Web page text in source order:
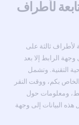
لأطراف
لأطراف ثالثة على
الرابط إلا بعد
التقنية. وتشمل
البيانات المنقولة، على وجه الخصوص: عنوان IP الخاص بكم، ووقت النقر
ومعلومات حول
هذه البيانات إلى وجهة